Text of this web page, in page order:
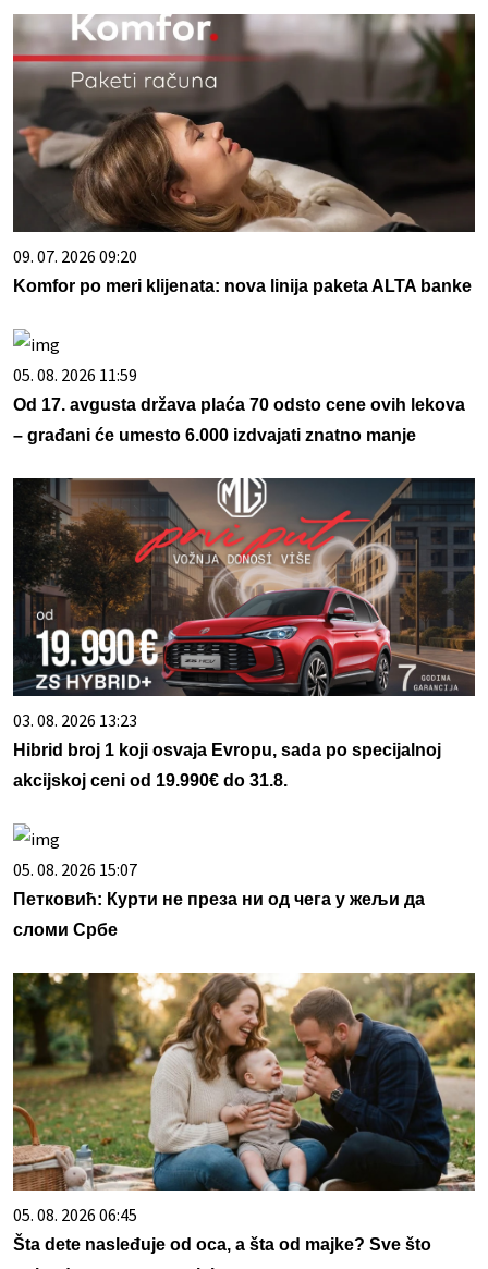
09. 07. 2026 09:20
Komfor po meri klijenata: nova linija paketa ALTA banke
05. 08. 2026 11:59
Od 17. avgusta država plaća 70 odsto cene ovih lekova
– građani će umesto 6.000 izdvajati znatno manje
03. 08. 2026 13:23
Hibrid broj 1 koji osvaja Evropu, sada po specijalnoj
akcijskoj ceni od 19.990€ do 31.8.
05. 08. 2026 15:07
Петковић: Курти не преза ни од чега у жељи да
сломи Србе
05. 08. 2026 06:45
Šta dete nasleđuje od oca, a šta od majke? Sve što